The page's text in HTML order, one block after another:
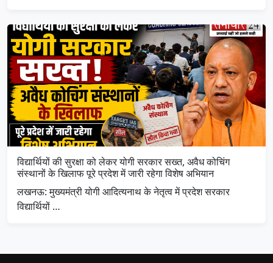
विद्यार्थियों की सुरक्षा को लेकर योगी सरकार सख्त, अवैध कोचिंग
संस्थानों के खिलाफ पूरे प्रदेश में जारी रहेगा विशेष अभियान
लखनऊ: मुख्यमंत्री योगी आदित्यनाथ के नेतृत्व में प्रदेश सरकार
विद्यार्थियों …